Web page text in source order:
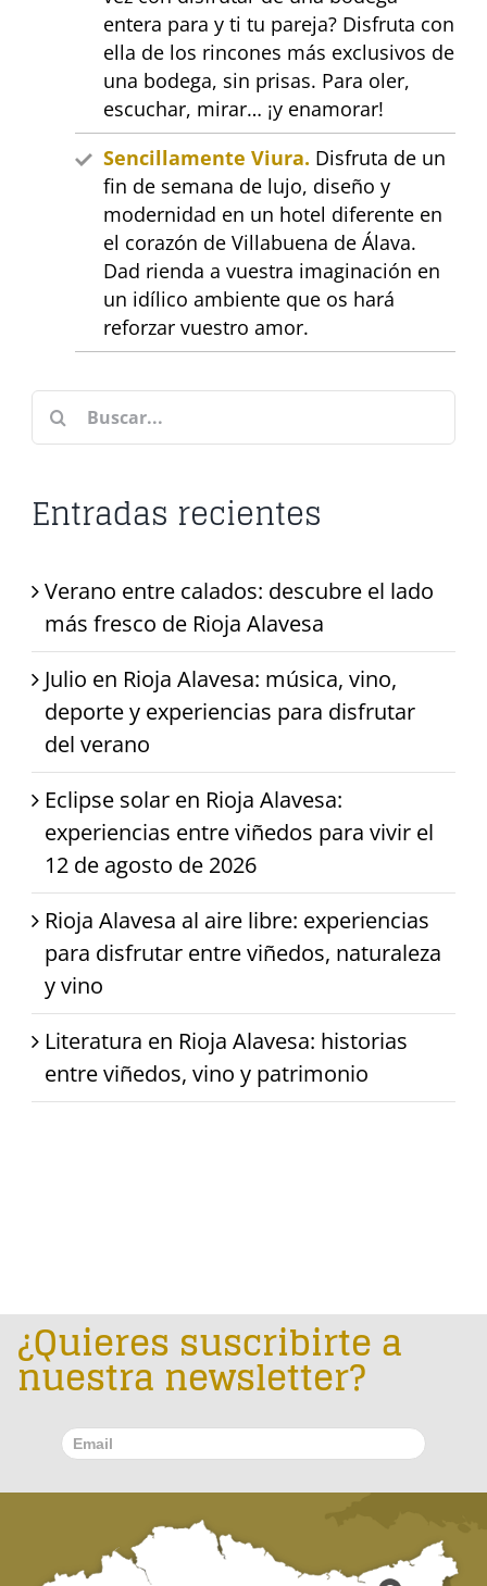
entera para y ti tu pareja? Disfruta con
ella de los rincones más exclusivos de
una bodega, sin prisas. Para oler,
escuchar, mirar… ¡y enamorar!
Sencillamente Viura. Disfruta de un
fin de semana de lujo, diseño y
modernidad en un hotel diferente en
el corazón de Villabuena de Álava.
Dad rienda a vuestra imaginación en
un idílico ambiente que os hará
reforzar vuestro amor.
Buscar:
Entradas recientes
Verano entre calados: descubre el lado
más fresco de Rioja Alavesa
Julio en Rioja Alavesa: música, vino,
deporte y experiencias para disfrutar
del verano
Eclipse solar en Rioja Alavesa:
experiencias entre viñedos para vivir el
12 de agosto de 2026
Rioja Alavesa al aire libre: experiencias
para disfrutar entre viñedos, naturaleza
y vino
Literatura en Rioja Alavesa: historias
entre viñedos, vino y patrimonio
¿Quieres suscribirte a
nuestra newsletter?